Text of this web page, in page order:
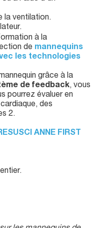
la ventilation.
à la
de mannequins
les technologies
grâce à la
de feedback, vous
pourrez évaluer en
des
2.
ANNE FIRST